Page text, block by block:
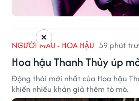
NGƯỜI MẪU - HOA HẬU 59 phút
Hoa hậu Thanh Thủy úp
Động thái mới nhất của Hoa hậu
khiến nhiều khán giả thêm tò mò.
×